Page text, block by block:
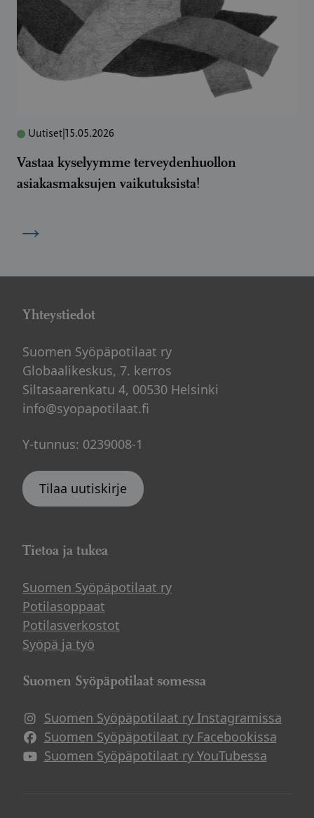
Uutiset 15.05.2026
Vastaa kyselyymme terveydenhuollon
asiakasmaksujen vaikutuksista!
→
Yhteystiedot
Suomen Syöpäpotilaat ry
Globaalikeskus, 7. kerros
Siltasaarenkatu 4, 00530 Helsinki
info@syopapotilaat.fi
Y-tunnus: 0239008-1
Tilaa uutiskirje
Tietoa ja tukea
Suomen Syöpäpotilaat ry
Potilasoppaat
Potilasverkostot
Syöpä ja työ
Suomen Syöpäpotilaat somessa
Suomen Syöpäpotilaat ry Instagramissa
Suomen Syöpäpotilaat ry Facebookissa
Suomen Syöpäpotilaat ry YouTubessa